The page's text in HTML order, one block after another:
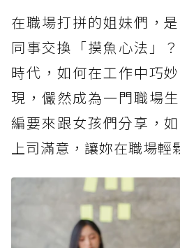
在職場打拼的姐妹們，
同事交換「摸魚心法」
時代，如何在工作中巧
現，儼然成為一門職場
編要來跟女孩們分享，
上司滿意，讓妳在職場輕